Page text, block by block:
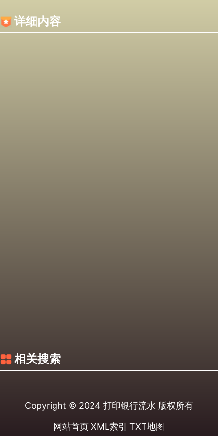
详细内容
相关搜索
Copyright © 2024 打印银行流水 版权所有
网站首页 XML索引 TXT地图